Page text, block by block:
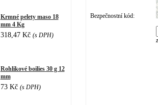
Krmné pelety maso 18
mm 4 Kg
318,47 Kč (s DPH)
Rohlikové boilies 30 g 12
mm
73 Kč (s DPH)
Bezpečnostní kód: